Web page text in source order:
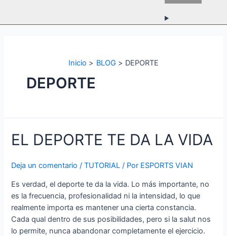
Inicio BLOG DEPORTE
DEPORTE
EL DEPORTE TE DA LA VIDA
Deja un comentario /TUTORIAL / Por ESPORTS VIAN
Es verdad, el deporte te da la vida. Lo más importante, no
es la frecuencia, profesionalidad ni la intensidad, lo que
realmente importa es mantener una cierta constancia.
Cada qual dentro de sus posibilidades, pero si la salut nos
lo permite, nunca abandonar completamente el ejercicio.